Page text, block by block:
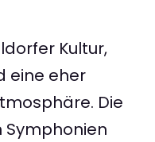
Kultur,
eine eher
Die
Symphonien